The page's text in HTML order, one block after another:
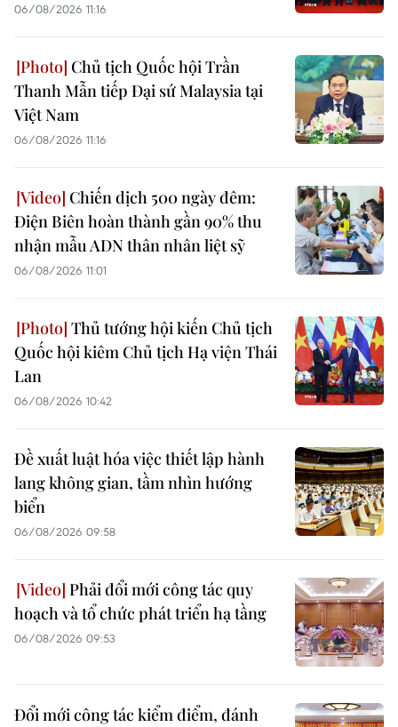
06/08/2026 11:16
Chủ tịch Quốc hội Trần
Thanh Mẫn tiếp Đại sứ Malaysia tại
Việt Nam
06/08/2026 11:16
Chiến dịch 500 ngày đêm:
Điện Biên hoàn thành gần 90% thu
nhận mẫu ADN thân nhân liệt sỹ
06/08/2026 11:01
Thủ tướng hội kiến Chủ tịch
Quốc hội kiêm Chủ tịch Hạ viện Thái
Lan
06/08/2026 10:42
Đề xuất luật hóa việc thiết lập hành
lang không gian, tầm nhìn hướng
biển
06/08/2026 09:58
Phải đổi mới công tác quy
hoạch và tổ chức phát triển hạ tầng
06/08/2026 09:53
Đổi mới công tác kiểm điểm, đánh